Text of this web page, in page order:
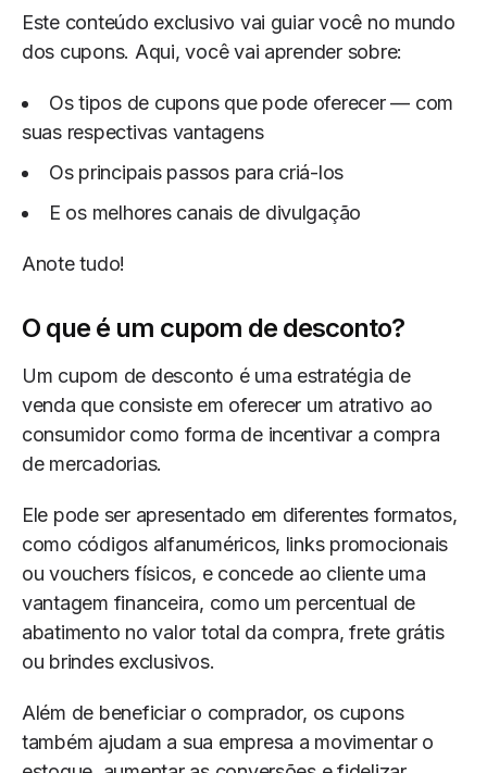
Este conteúdo exclusivo vai guiar você no mundo
dos cupons. Aqui, você vai aprender sobre:
Os tipos de cupons que pode oferecer — com
suas respectivas vantagens
Os principais passos para criá-los
E os melhores canais de divulgação
Anote tudo!
O que é um cupom de desconto?
Um cupom de desconto é uma estratégia de
venda que consiste em oferecer um atrativo ao
consumidor como forma de incentivar a compra
de mercadorias.
Ele pode ser apresentado em diferentes formatos,
como códigos alfanuméricos, links promocionais
ou vouchers físicos, e concede ao cliente uma
vantagem financeira, como um percentual de
abatimento no valor total da compra, frete grátis
ou brindes exclusivos.
Além de beneficiar o comprador, os cupons
também ajudam a sua empresa a movimentar o